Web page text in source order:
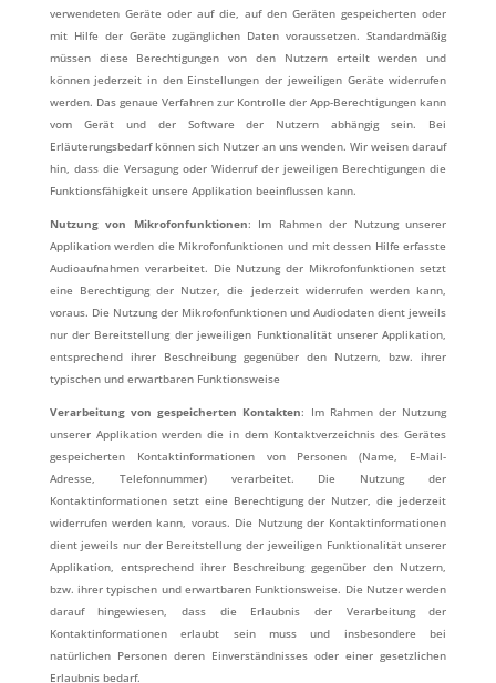
verwendeten Geräte oder auf die, auf den Geräten gespeicherten oder
mit Hilfe der Geräte zugänglichen Daten voraussetzen. Standardmäßig
müssen diese Berechtigungen von den Nutzern erteilt werden und
können jederzeit in den Einstellungen der jeweiligen Geräte widerrufen
werden. Das genaue Verfahren zur Kontrolle der App-Berechtigungen kann
vom Gerät und der Software der Nutzern abhängig sein. Bei
Erläuterungsbedarf können sich Nutzer an uns wenden. Wir weisen darauf
hin, dass die Versagung oder Widerruf der jeweiligen Berechtigungen die
Funktionsfähigkeit unsere Applikation beeinflussen kann.
Nutzung von Mikrofonfunktionen: Im Rahmen der Nutzung unserer
Applikation werden die Mikrofonfunktionen und mit dessen Hilfe erfasste
Audioaufnahmen verarbeitet. Die Nutzung der Mikrofonfunktionen setzt
eine Berechtigung der Nutzer, die jederzeit widerrufen werden kann,
voraus. Die Nutzung der Mikrofonfunktionen und Audiodaten dient jeweils
nur der Bereitstellung der jeweiligen Funktionalität unserer Applikation,
entsprechend ihrer Beschreibung gegenüber den Nutzern, bzw. ihrer
typischen und erwartbaren Funktionsweise
Verarbeitung von gespeicherten Kontakten: Im Rahmen der Nutzung
unserer Applikation werden die in dem Kontaktverzeichnis des Gerätes
gespeicherten Kontaktinformationen von Personen (Name, E-Mail-
Adresse, Telefonnummer) verarbeitet. Die Nutzung der
Kontaktinformationen setzt eine Berechtigung der Nutzer, die jederzeit
widerrufen werden kann, voraus. Die Nutzung der Kontaktinformationen
dient jeweils nur der Bereitstellung der jeweiligen Funktionalität unserer
Applikation, entsprechend ihrer Beschreibung gegenüber den Nutzern,
bzw. ihrer typischen und erwartbaren Funktionsweise. Die Nutzer werden
darauf hingewiesen, dass die Erlaubnis der Verarbeitung der
Kontaktinformationen erlaubt sein muss und insbesondere bei
natürlichen Personen deren Einverständnisses oder einer gesetzlichen
Erlaubnis bedarf.